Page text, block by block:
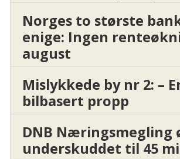
Norges to største
enige: Ingen
august
Mislykkede by nr 2: –
bilbasert propp
DNB Næringsmegling
underskuddet til 45